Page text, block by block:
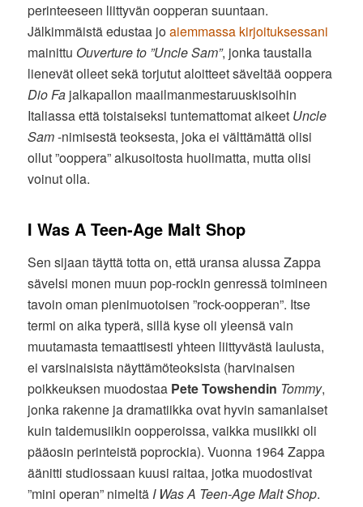
perinteeseen liittyvän oopperan suuntaan.
Jälkimmäistä edustaa joaiemmassa kirjoituksessani
mainittu Ouverture to ”Uncle Sam”, jonka taustalla
lienevät olleet sekä torjutut aloitteet säveltää ooppera
Dio Fa jalkapallon maailmanmestaruuskisoihin
Italiassa että toistaiseksi tuntemattomat aikeet Uncle
Sam-nimisestä teoksesta, joka ei välttämättä olisi
ollut ”ooppera” alkusoitosta huolimatta, mutta olisi
voinut olla.
I Was A Teen-Age Malt Shop
Sen sijaan täyttä totta on, että uransa alussa Zappa
sävelsi monen muun pop-rockin genressä toimineen
tavoin oman pienimuotoisen ”rock-oopperan”. Itse
termi on aika typerä, sillä kyse oli yleensä vain
muutamasta temaattisesti yhteen liittyvästä laulusta,
ei varsinaisista näyttämöteoksista (harvinaisen
poikkeuksen muodostaa Pete Towshendin Tommy,
jonka rakenne ja dramatiikka ovat hyvin samanlaiset
kuin taidemusiikin oopperoissa, vaikka musiikki oli
pääosin perinteistä poprockia). Vuonna 1964 Zappa
äänitti studiossaan kuusi raitaa, jotka muodostivat
”mini operan” nimeltä I Was A Teen-Age Malt Shop.